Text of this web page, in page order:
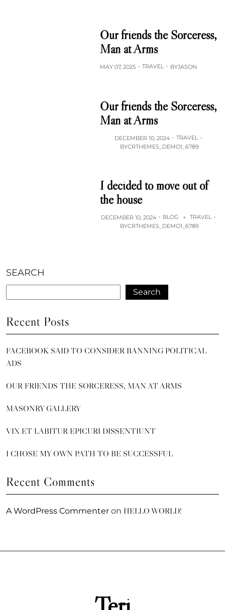
Our friends the Sorceress,
Man at Arms
MAY 07, 2025 TRAVEL BYJASON
Our friends the Sorceress,
Man at Arms
DECEMBER 10, 2024
TRAVEL
BYCRTHEMES_DEMO1_6789
I decided to move out of
the house
DECEMBER 10, 2024 BLOG + TRAVEL
BYCRTHEMES_DEMO1_6789
SEARCH
Search
Recent Posts
FACEBOOK SAID TO CONSIDER BANNING POLITICAL
ADS
OUR FRIENDS THE SORCERESS, MAN AT ARMS
MASONRY GALLERY
VIX ET LABITUR EPICURI DISSENTIUNT
I CHOSE MY OWN PATH TO BE SUCCESSFUL
Recent Comments
A WordPress Commenter on HELLO WORLD!